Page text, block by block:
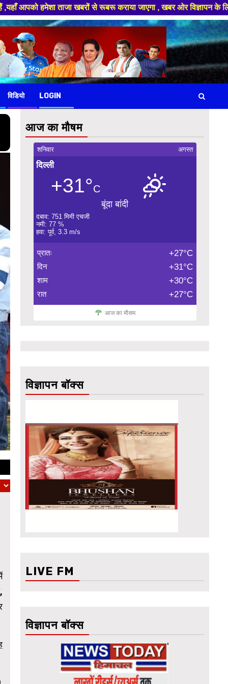
से रूबरू कराया जाएगा , खबर ओर विज्ञापन के लिए संपर्क करे +91
विडियो LOGIN
आज का मौषम
शनिवार अगस्त
दिल्ली
+31°C
बूंदा बांदी
दबाव: 751 मिमी एचजी
नमी: 77 %
हवा: पूर्व, 3.3 m/s
प्रातः +27°C
दिन +31°C
शाम +30°C
रात +27°C
आज का मौसम
विज्ञापन बॉक्स
LIVE FM
विज्ञापन बॉक्स